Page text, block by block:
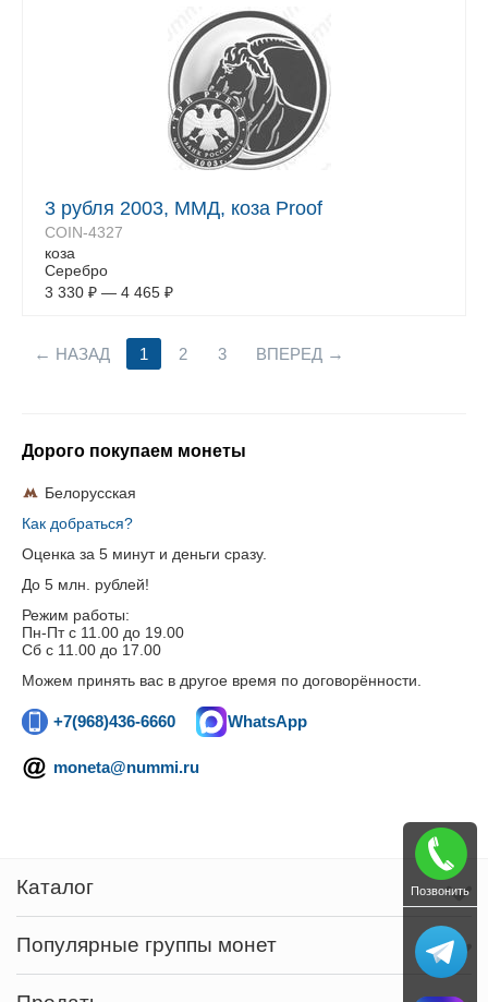
3 рубля 2003, ММД, коза Proof
COIN-4327
коза
Серебро
3 330 ₽ — 4 465 ₽
НАЗАД 1 2 3 ВПЕРЕД
Дорого покупаем монеты
Белорусская
Как добраться?
Оценка за 5 минут и деньги сразу.
До 5 млн. рублей!
Режим работы:
Пн-Пт c 11.00 до 19.00
Сб с 11.00 до 17.00
Можем принять вас в другое время по договорённости.
+7(968)436-6660 WhatsApp
moneta@nummi.ru
Каталог
Популярные группы монет
Позвонить